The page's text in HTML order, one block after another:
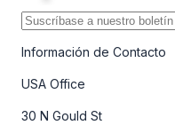
Información de Contacto
USA Office
30 N Gould St